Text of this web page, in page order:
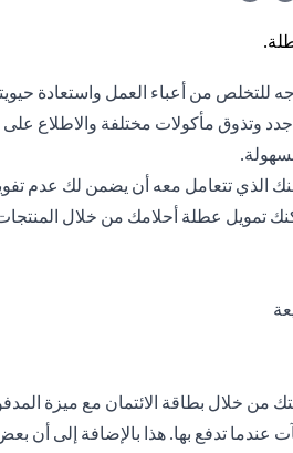
للتخلص من أعباء العمل واستعادة
وتذوق مأكولات مختلفة والاطلاع على
الذي تتعامل معه أن يضمن لك عدم
تمويل عطلة أحلامك من خلال
من خلال بطاقة الائتمان مع ميزة
عندما تدفع بها. هذا بالإضافة إلى أن